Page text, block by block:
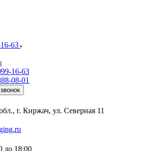
63
16-63
08-01
г. Киржач, ул. Северная 11
до 18:00